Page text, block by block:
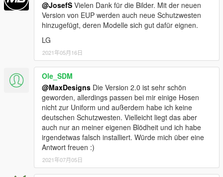
V1.0.4
+ Zoll-Tshirt
+ Bundespolizei-Tshirt
+ Einige bestehende Fehler gefixxt
+ Preset-Outfits für EUP Menu
+ Banner für EUP Menu
+ Piloten Uniform
+ Küstenwache Hemden (Lang & Kurz)
+ Küstenwache Weste
+ Lange Zoll-Preset-Outfits gefixxt
+ Zoll-Schriftzüge auf den Hemden
+ Neue Zoll-Kappe
@JosefS Vielen Dank für die Bilder. Mit der neuen
Version von EUP werden auch neue Schutzwesten
hinzugefügt, deren Modelle sich gut dafür eignen.
LG
2021年05月16日
Ole_SDM
@MaxDesigns Die Version 2.0 ist sehr schön
geworden, allerdings passen bei mir einige Hosen
nicht zur Uniform und außerdem habe ich keine
deutschen Schutzwesten. Vielleicht liegt das aber
auch nur an meiner eigenen Blödheit und ich habe
irgendetwas falsch installiert. Würde mich über eine
Antwort freuen :)
2021年07月05日